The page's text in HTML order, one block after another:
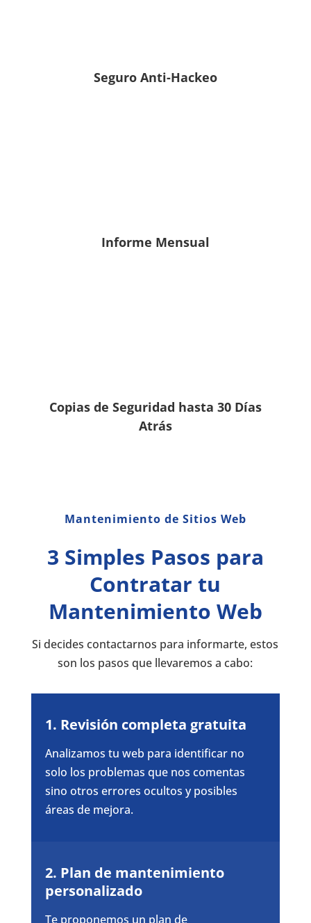
Seguro Anti-Hackeo
Informe Mensual
Copias de Seguridad hasta 30 Días
Atrás
Mantenimiento de Sitios Web
3 Simples Pasos para
Contratar tu
Mantenimiento Web
Si decides contactarnos para informarte, estos
son los pasos que llevaremos a cabo:
1. Revisión completa gratuita
Analizamos tu web para identificar no
solo los problemas que nos comentas
sino otros errores ocultos y posibles
áreas de mejora.
2. Plan de mantenimiento
personalizado
Te proponemos un plan de